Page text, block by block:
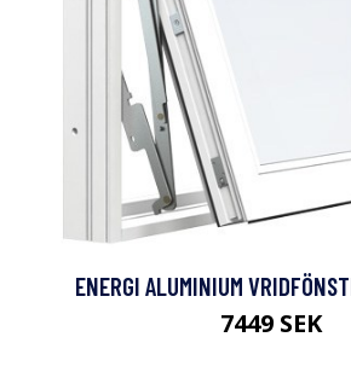
ENERGI ALUMINIUM
7449 SEK